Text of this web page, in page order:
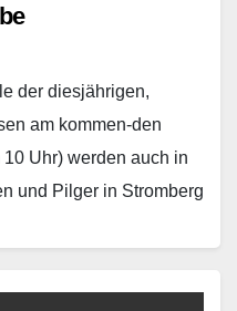
der diesjährigen,
am kommen-den
Uhr) werden auch in
und Pilger in Stromberg